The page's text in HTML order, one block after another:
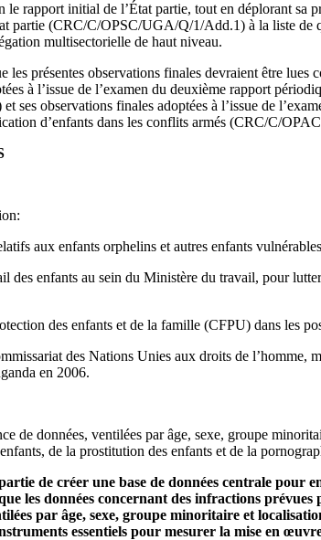
le rapport initial de l’État partie, tout en déplorant sa
partie (CRC/C/OPSC/UGA/Q/1/Add.1) à la liste de
multisectorielle de haut niveau.
les présentes observations finales devraient être lues
à l’issue de l’examen du deuxième rapport
ses observations finales adoptées à l’issue de
d’enfants dans les conflits armés (CRC/C/
aux enfants orphelins et autres enfants
des enfants au sein du Ministère du travail, pour
des enfants et de la famille (CFPU) dans les
des Nations Unies aux droits de l’homme,
en 2006.
de données, ventilées par âge, sexe, groupe
de la prostitution des enfants et de la
de créer une base de données centrale pour
les données concernant des infractions prévues
par âge, sexe, groupe minoritaire et
essentiels pour mesurer la mise en